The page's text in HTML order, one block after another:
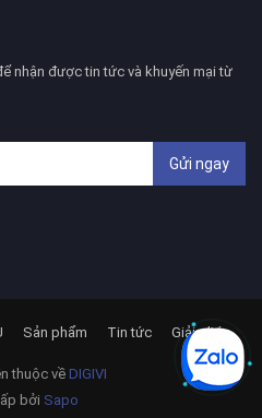
nhận được tin tức và khuyến mại từ
Gửi ngay
thuộc về DIGIVI
bởi Sapo
Sản phẩm Tin tức Giải pháp